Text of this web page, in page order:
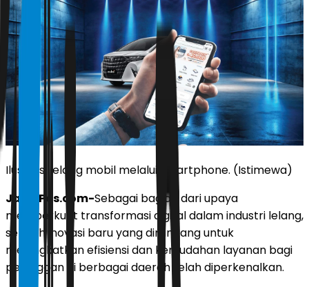
Ilustrasi lelang mobil melalui smartphone. (Istimewa)
JawaPos.com-Sebagai bagian dari upaya
memperkuat transformasi digital dalam industri lelang,
sebuah inovasi baru yang dirancang untuk
meningkatkan efisiensi dan kemudahan layanan bagi
pelanggan di berbagai daerah telah diperkenalkan.